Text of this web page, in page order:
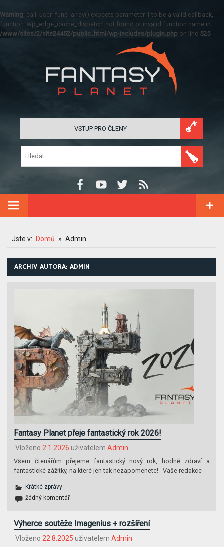
Warning: call_user_func_array() expects parameter 1 to be a valid callback,
function 'wp_edge_cache_dispatch' not found or invalid function name in
/www/sites/2/site24452/public_html/wp-includes/plugin.php on line 525
VSTUP PRO ČLENY
Jste v: Domů Admin
ARCHIV AUTORA:ADMIN
Fantasy Planet přeje fantastický rok 2026!
Vloženo 2.1.2026 uživatelem Admin
Všem čtenářům přejeme fantastický nový rok, hodně zdraví a
fantastické zážitky, na které jen tak nezapomenete! Vaše redakce
Krátké zprávy
žádný komentář
Výherce soutěže Imagenius + rozšíření
Vloženo 22.8.2025 uživatelem Admin